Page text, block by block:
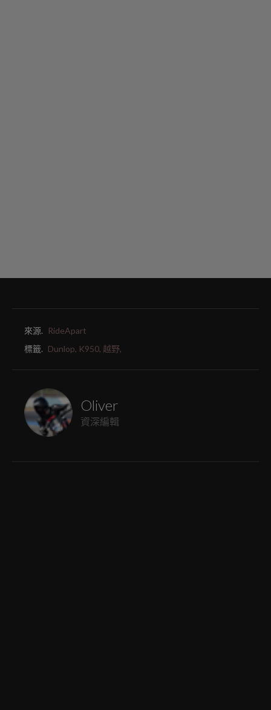
來源.
RideApart
標籤. Dunlop, K950, 越野,
Oliver
資深編輯